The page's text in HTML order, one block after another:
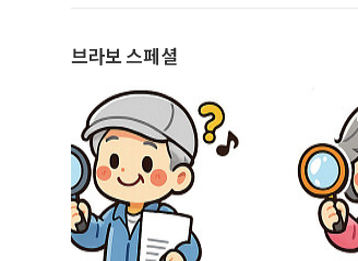
브라보 스페셜